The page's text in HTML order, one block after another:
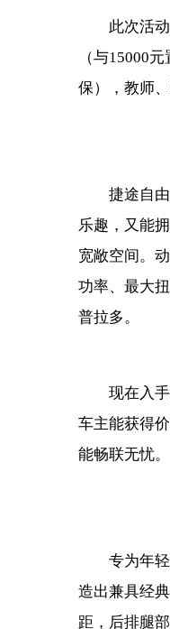
此次活
（与15000
保），教师
捷途自
乐趣，又能
宽敞空间。
功率、最大
普拉多。
现在入
车主能获得
能畅联无忧。
专为年
造出兼具经
距，后排腿